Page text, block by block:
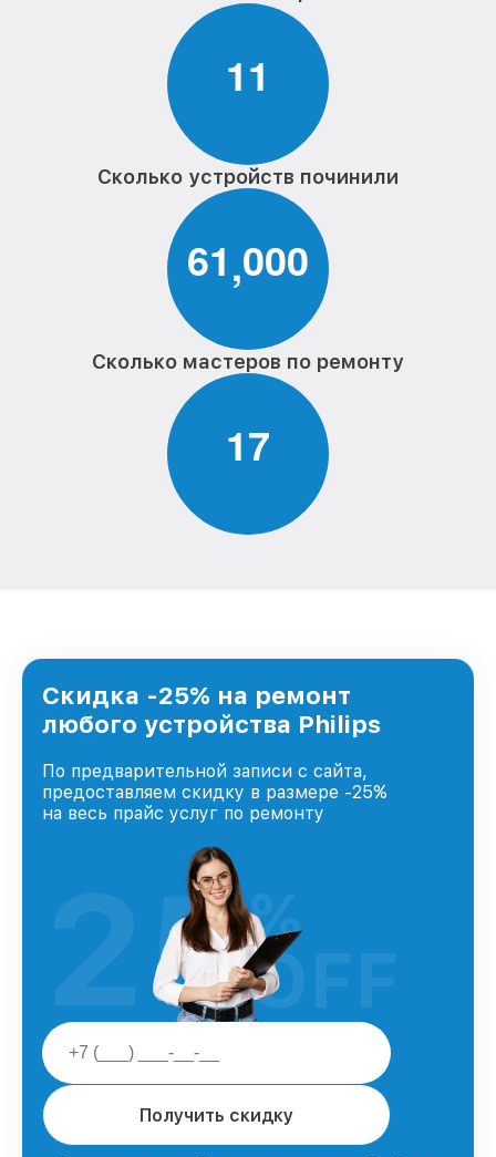
11
Сколько устройств починили
61,000
Сколько мастеров по ремонту
17
Скидка -25% на ремонт
любого устройства Philips
По предварительной записи с сайта,
предоставляем скидку в размере -25%
на весь прайс услуг по ремонту
Получить скидку
25%
OFF